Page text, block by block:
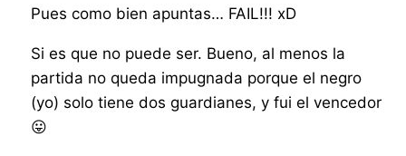
Pues como bien apuntas… FAIL!!! xD
Si es que no puede ser. Bueno, al menos la
partida no queda impugnada porque el negro
(yo) solo tiene dos guardianes, y fui el vencedor
😛